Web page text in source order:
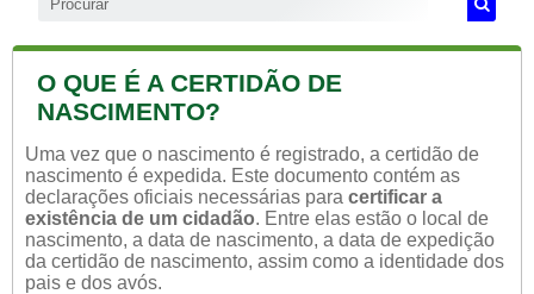
O QUE É A CERTIDÃO DE
NASCIMENTO?
Uma vez que o nascimento é registrado, a certidão de
nascimento é expedida. Este documento contém as
declarações oficiais necessárias para certificar a
existência de um cidadão. Entre elas estão o local de
nascimento, a data de nascimento, a data de expedição
da certidão de nascimento, assim como a identidade dos
pais e dos avós.